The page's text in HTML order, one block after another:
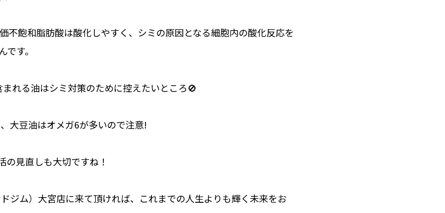
不飽和脂肪酸は酸化しやすく、シミの原因となる細胞内の酸化反応を
す。
れる油はシミ対策のために控えたいところ🚫
大豆油はオメガ6が多いので注意!
の見直しも大切ですね！
ドジム）大宮店に来て頂ければ、これまでの人生よりも輝く未来をお